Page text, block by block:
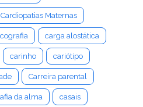
Cardiopatias Maternas
carga alostática
carinho cariótipo
Carreira parental
da alma casais